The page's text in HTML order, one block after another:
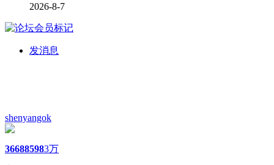
2026-8-7
发消息
shenyangok
366885983万